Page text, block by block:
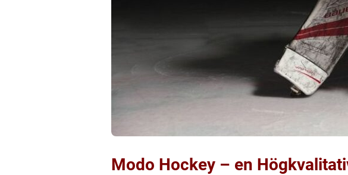
Modo Hockey – en